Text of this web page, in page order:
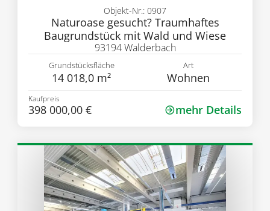
Naturoase gesucht? Traumhaftes
Baugrundstück mit Wald und Wiese
Objekt-Nr.: 0907
93194 Walderbach
Grundstücksfläche
14 018,0 m²
Art
Wohnen
Kaufpreis
398 000,00 € mehr Details